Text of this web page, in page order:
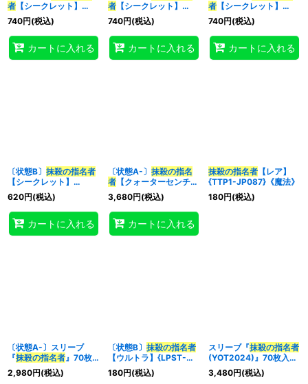
者 【シークレット】
{QCDB-JP053}《魔
法》
740円(税込)
カートに入れる
者【シークレット】
{21PP-JP022}《魔法》
740円(税込)
カートに入れる
者【シークレット】
{RC03-JP044}《魔
法》
740円(税込)
カートに入れる
〔状態B〕 抹殺の指名者
【シークレット】
{RC03-JP044}《魔
法》
620円(税込)
カートに入れる
〔状態A-〕 抹殺の指名
者【クォーターセンチュ
リーシークレット】
{QCDB-JP053}《魔
法》
3,680円(税込)
カートに入れる
抹殺の指名者【レア】
{TTP1-JP087}《魔法》
180円(税込)
〔状態A-〕スリーブ
『抹殺の指名者』70枚
入り【-】{-}《スリー
ブ》
2,980円(税込)
〔状態B〕 抹殺の指名者
【ウルトラ】{LPST-
JP036}《魔法》
180円(税込)
スリーブ『抹殺の指名者
(YOT2024)』70枚入り
【-】{-}《スリーブ》
3,480円(税込)